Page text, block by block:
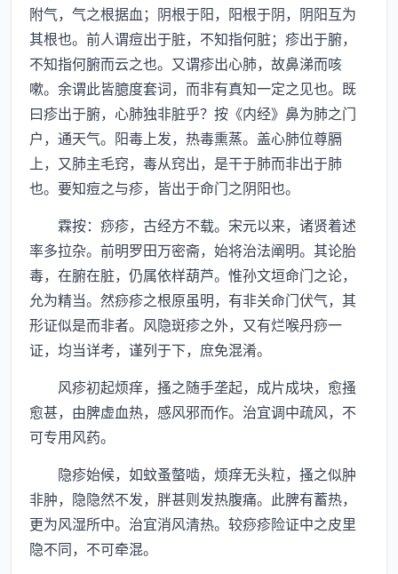
附气，气之根据血；阴根于阳，阳根于阴，阴阳互为
其根也。前人谓痘出于脏，不知指何脏；疹出于腑，
不知指何腑而云之也。又谓疹出心肺，故鼻涕而咳
嗽。余谓此皆臆度套词，而非有真知一定之见也。既
曰疹出于腑，心肺独非脏乎？按《内经》鼻为肺之门
户，通天气。阳毒上发，热毒熏蒸。盖心肺位尊膈
上，又肺主毛窍，毒从窍出，是干于肺而非出于肺
也。要知痘之与疹，皆出于命门之阴阳也。
霖按：痧疹，古经方不载。宋元以来，诸贤着述
率多拉杂。前明罗田万密斋，始将治法阐明。其论胎
毒，在腑在脏，仍属依样葫芦。惟孙文垣命门之论，
允为精当。然痧疹之根原虽明，有非关命门伏气，其
形证似是而非者。风隐斑疹之外，又有烂喉丹痧一
证，均当详考，谨列于下，庶免混淆。
风疹初起烦痒，搔之随手垄起，成片成块，愈搔
愈甚，由脾虚血热，感风邪而作。治宜调中疏风，不
可专用风药。
隐疹始候，如蚊蚤螫啮，烦痒无头粒，搔之似肿
非肿，隐隐然不发，胖甚则发热腹痛。此脾有蓄热，
更为风湿所中。治宜消风清热。较痧疹险证中之皮里
隐不同，不可牵混。